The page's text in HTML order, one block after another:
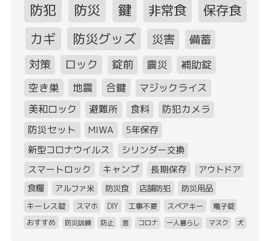
防犯 防災 鍵 非常食
保存食
カギ
防災グッズ 災害
備蓄
対策
ロック 錠前 震災
補助錠
空き巣
地震 合鍵
マジックライス
美和ロック
避難所 食料
防犯カメラ
防災セット
MIWA
5年保存
新型コロナウイルス
シリンダー交換
スマートロック
キャンプ 長期保存
アウトドア
食糧
アルファ米 防災食 店舗防犯 防災用品
キーレス錠 スマホ DIY 工事不要 スペアキー
電子錠
おすすめ
防災訓練 防止 窓 コロナ 一人暮らし マスク 犬